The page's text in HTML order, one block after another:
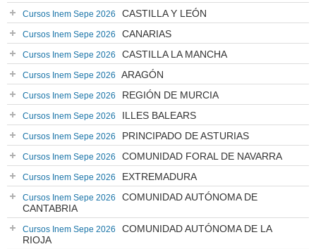
Cursos Inem Sepe 2026 CASTILLA Y LEÓN
Cursos Inem Sepe 2026 CANARIAS
Cursos Inem Sepe 2026 CASTILLA LA MANCHA
Cursos Inem Sepe 2026 ARAGÓN
Cursos Inem Sepe 2026 REGIÓN DE MURCIA
Cursos Inem Sepe 2026 ILLES BALEARS
Cursos Inem Sepe 2026 PRINCIPADO DE ASTURIAS
Cursos Inem Sepe 2026 COMUNIDAD FORAL DE NAVARRA
Cursos Inem Sepe 2026 EXTREMADURA
Cursos Inem Sepe 2026
COMUNIDAD AUTÓNOMA DE
CANTABRIA
Cursos Inem Sepe 2026
COMUNIDAD AUTÓNOMA DE LA
RIOJA